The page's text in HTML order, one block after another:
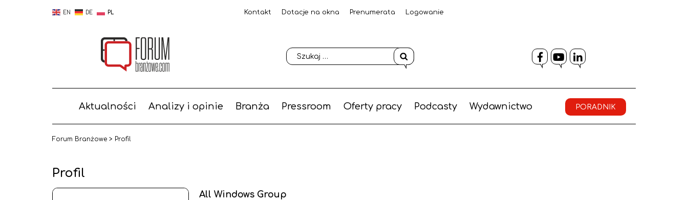
EN DE PL Kontakt Dotacje na okna Prenumerata Logowanie
Facebook
YouTube
LinkedIn
Aktualności Analizy i opinie Branża Pressroom Oferty pracy Podcasty Wydawnictwo PORADNIK
Forum Branżowe > Profil
Profil
All Windows Group